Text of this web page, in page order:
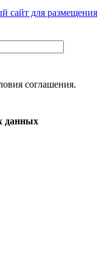
сайт для размещения
соглашения.
данных